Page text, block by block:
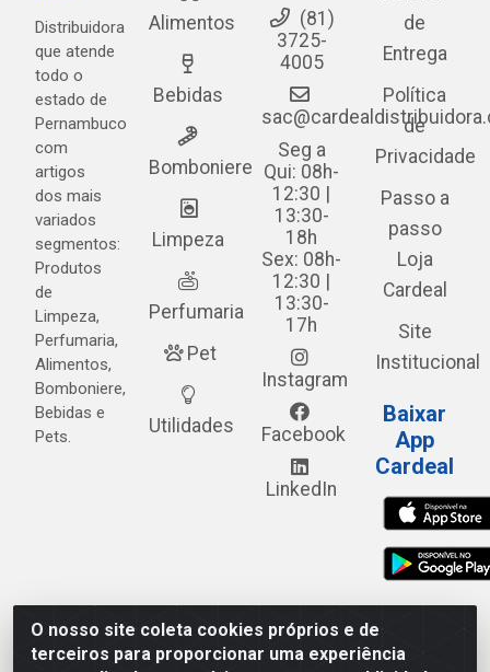
O nosso site coleta cookies próprios e de
terceiros para proporcionar uma experiência
Distribuidora
que atende
todo o
estado de
Pernambuco
com
artigos
dos mais
variados
segmentos:
Produtos
de
Limpeza,
Perfumaria,
Alimentos,
Bomboniere,
Bebidas e
Pets.
Alimentos
Bebidas
Bomboniere
Limpeza
Perfumaria
Pet
Utilidades
(81)
3725-
4005
Seg a
Qui: 08h-
12:30 |
13:30-
18h
Sex: 08h-
12:30 |
13:30-
17h
Instagram
Facebook
LinkedIn
de
Entrega
Política
de
Privacidade
Passo a
passo
Loja
Cardeal
Site
Institucional
Baixar
App
Cardeal
Cardeal Distribuidora - Estrada Alto do Moura, 582 - Alto
do Moura - Caruaru/PE - CEP 55.040-120 - CNPJ